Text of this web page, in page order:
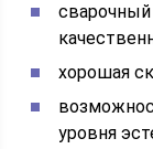
хорошая
уровня